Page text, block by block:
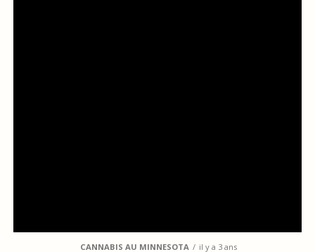
CANNABIS AU MINNESOTA il y a 3 ans